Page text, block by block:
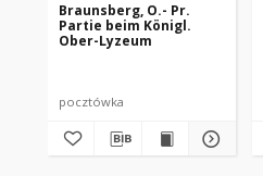
Braunsberg, O.- Pr.
Partie beim Königl.
Ober-Lyzeum
pocztówka